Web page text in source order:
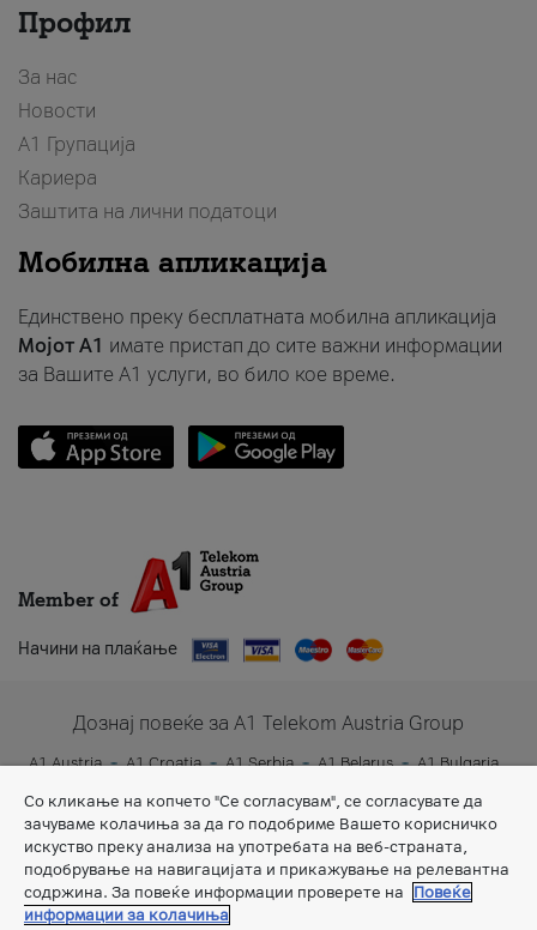
Профил
За нас
Новости
А1 Групација
Кариера
Заштита на лични податоци
Мобилна апликација
Единствено преку бесплатната мобилна апликација
Мојот A1 имате пристап до сите важни информации
за Вашите A1 услуги, во било кое време.
Member of
Начини на плаќање
Дознај повеќе за A1 Telekom Austria Group
A1 Austria A1 Croatia A1 Serbia A1 Belarus
A1 Bulgaria
A1 Slovenia
A1 Digital
Со кликање на копчето "Се согласувам", се согласувате да
зачуваме колачиња за да го подобриме Вашето корисничко
искуство преку анализа на употребата на веб-страната,
подобрување на навигацијата и прикажување на релевантна
содржина. За повеќе информации проверете на
Повеќе
информации за колачиња